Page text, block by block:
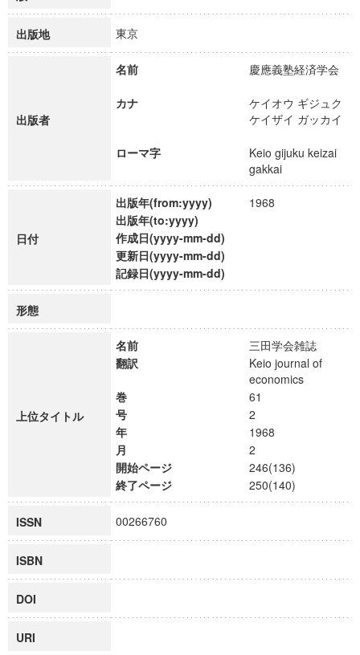
出版地 東京
出版者
名前 慶應義塾経済学会
カナ
ケイオウ ギジュク
ケイザイ ガッカイ
ローマ字
Keio gijuku keizai
gakkai
日付
出版年(from:yyyy)
1968
出版年(to:yyyy)
作成日(yyyy-mm-dd)
更新日(yyyy-mm-dd)
記録日(yyyy-mm-dd)
形態
上位タイトル
名前
三田学会雑誌
翻訳
Keio journal of
economics
巻
61
号
2
年
1968
月
2
開始ページ
246(136)
終了ページ
250(140)
ISSN 00266760
ISBN
DOI
URI